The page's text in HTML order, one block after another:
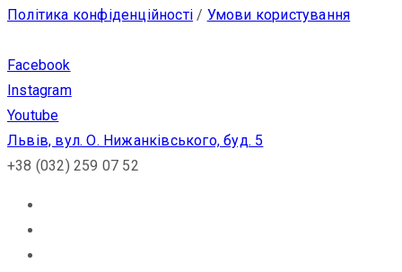
Політика конфіденційності / Умови користування
Facebook
Instagram
Youtube
Львів, вул. О. Нижанківського, буд. 5
+38 (032) 259 07 52